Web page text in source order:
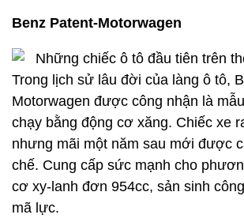
Benz Patent-Motorwagen
Trong lịch sử lâu đời của làng ô tô,
Motorwagen được công nhận là
chạy bằng động cơ xăng. Chiếc xe
nhưng mãi một năm sau mới được
chế. Cung cấp sức mạnh cho
cơ xy-lanh đơn 954cc, sản sinh
mã lực.